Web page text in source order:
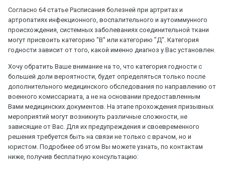
Согласно 64 статье Расписания болезней при артритах и
артропатиях инфекционного, воспалительного и аутоиммунного
происхождения, системных заболеваниях соединительной ткани
могут присвоить категорию "В" или категорию "Д". Категория
годности зависит от того, какой именно диагноз у Вас установлен.
Хочу обратить Ваше внимание на то, что категория годности с
большей доли вероятности, будет определяться только после
дополнительного медицинского обследования по направлению от
военного комиссариата, а не на основании предоставленным
Вами медицинских документов. На этапе прохождения призывных
мероприятий могут возникнуть различные сложности, не
зависящие от Вас. Для их предупреждения и своевременного
решения требуется быть на связи не только с врачом, но и
юристом. Подробнее об этом Вы можете узнать, по контактам
ниже, получив бесплатную консультацию: